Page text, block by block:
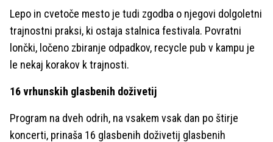
Lepo in cvetoče mesto je tudi zgodba o njegovi dolgoletni
trajnostni praksi, ki ostaja stalnica festivala. Povratni
lončki, ločeno zbiranje odpadkov, recycle pub v kampu je
le nekaj korakov k trajnosti.
16 vrhunskih glasbenih doživetij
Program na dveh odrih, na vsakem vsak dan po štirje
koncerti, prinaša 16 glasbenih doživetij glasbenih